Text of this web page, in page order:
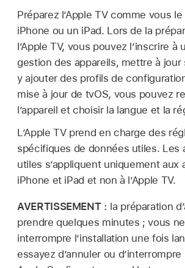
Préparez l’Apple TVcomme vous le
iPhone ou un iPad. Lors de la
l’Apple TV, vous pouvez l’inscrire à
gestion des appareils, mettre à jour
y ajouter des profils de
mise à jour de tvOS, vous pouvez
l’appareil et choisir la langue et la
L’Apple TVprend en charge des
spécifiques de données utiles. Les
utiles s’appliquent uniquement aux
iPhone et iPad et non à l’Apple TV.
AVERTISSEMENT : la préparation
prendre quelques minutes ; vous
interrompre l’installation une fois
essayez d’annuler ou